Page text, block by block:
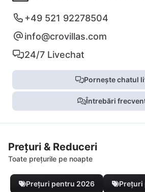
+49 521 92278504
info@crovillas.com
24/7 Livechat
Pornește chatul
Întrebări
Prețuri & Reduceri
Toate prețurile pe noapte
Prețuri pentru 2026 Prețuri